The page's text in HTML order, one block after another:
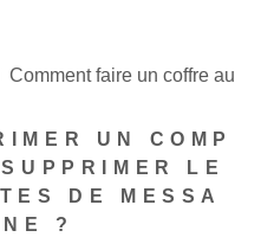
faire un coffre au
UN COMP
LE
DE MESSA
?